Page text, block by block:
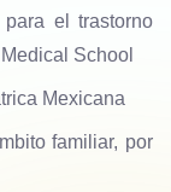
el trastorno
School
Mexicana
familiar, por